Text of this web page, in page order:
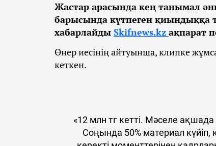
Жастар арасында кең танымал
барысында күтпеген қиындыққа
хабарлайды Skifnews.kz ақпарат
Өнер иесінің айтуынша, клипке
кеткен.
«12 млн тг кетті. Мәселе
Соңында 50% материал